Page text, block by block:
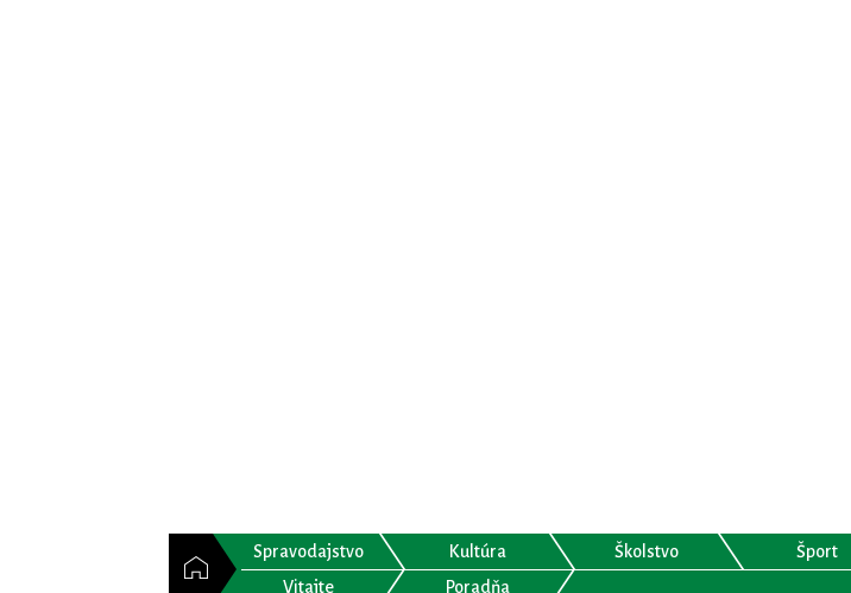
Spravodajstvo Kultúra Školstvo Šport
Vitajte
Poradňa